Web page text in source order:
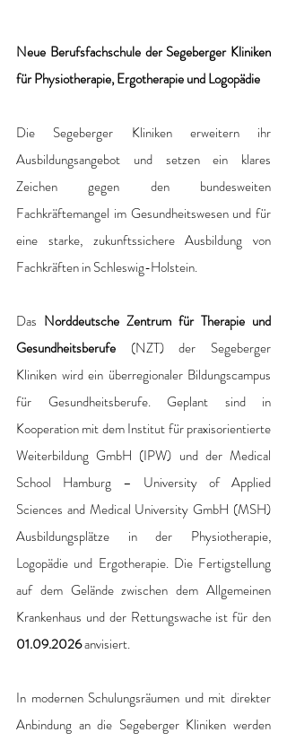
Neue Berufsfachschule der Segeberger Kliniken
für Physiotherapie, Ergotherapie und Logopädie
Die Segeberger Kliniken erweitern ihr
Ausbildungsangebot und setzen ein klares
Zeichen gegen den bundesweiten
Fachkräftemangel im Gesundheitswesen und für
eine starke, zukunftssichere Ausbildung von
Fachkräften in Schleswig-Holstein.
Das Norddeutsche Zentrum für Therapie und
Gesundheitsberufe (NZT) der Segeberger
Kliniken wird ein überregionaler Bildungscampus
für Gesundheitsberufe. Geplant sind in
Kooperation mit dem Institut für praxisorientierte
Weiterbildung GmbH (IPW) und der Medical
School Hamburg – University of Applied
Sciences and Medical University GmbH (MSH)
Ausbildungsplätze in der Physiotherapie,
Logopädie und Ergotherapie. Die Fertigstellung
auf dem Gelände zwischen dem Allgemeinen
01.09.2026 anvisiert.
In modernen Schulungsräumen und mit direkter
Anbindung an die Segeberger Kliniken werden